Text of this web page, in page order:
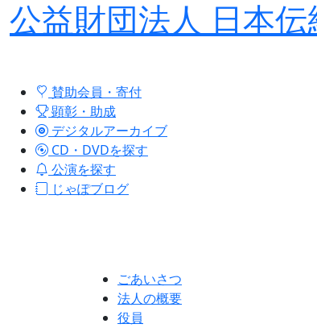
公益財団法人 日本
賛助会員・寄付
顕彰・助成
デジタルアーカイブ
CD・DVDを探す
公演を探す
じゃぽブログ
ごあいさつ
法人の概要
役員